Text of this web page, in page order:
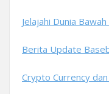
Jelajahi Dunia
Berita Update
Crypto Currency